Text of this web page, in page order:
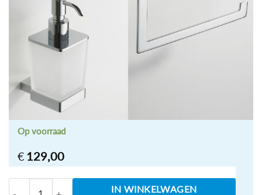
€ 129,00
Op voorraad
Eris accessoire-set type-2 aantal
IN WINKELWAGEN